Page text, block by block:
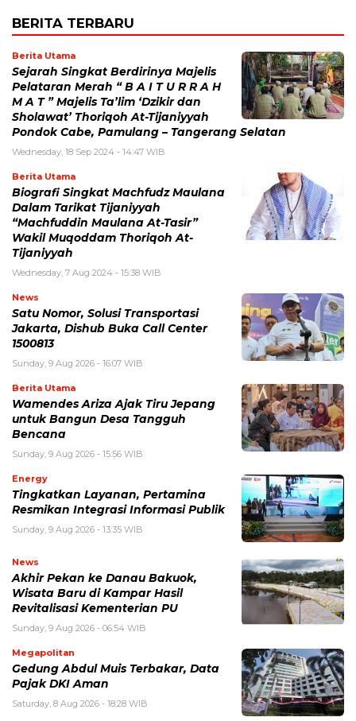
BERITA TERBARU
Berita Utama
Sejarah Singkat Berdirinya Majelis
Pelataran Merah “ B A I T U R R A H
M A T ” Majelis Ta’lim ‘Dzikir dan
Sholawat’ Thoriqoh At-Tijaniyyah
Pondok Cabe, Pamulang – Tangerang Selatan
Wednesday, 18 Sep 2024 - 14:47 WIB
Berita Utama
Biografi Singkat Machfudz Maulana
Dalam Tarikat Tijaniyyah
“Machfuddin Maulana At-Tasir”
Wakil Muqoddam Thoriqoh At-
Tijaniyyah
Wednesday, 7 Aug 2024 - 15:38 WIB
News
Satu Nomor, Solusi Transportasi
Jakarta, Dishub Buka Call Center
1500813
Sunday, 9 Aug 2026 - 16:07 WIB
Berita Utama
Wamendes Ariza Ajak Tiru Jepang
untuk Bangun Desa Tangguh
Bencana
Sunday, 9 Aug 2026 - 15:56 WIB
Energy
Tingkatkan Layanan, Pertamina
Resmikan Integrasi Informasi Publik
Sunday, 9 Aug 2026 - 13:35 WIB
News
Akhir Pekan ke Danau Bakuok,
Wisata Baru di Kampar Hasil
Revitalisasi Kementerian PU
Sunday, 9 Aug 2026 - 06:54 WIB
Megapolitan
Gedung Abdul Muis Terbakar, Data
Pajak DKI Aman
Saturday, 8 Aug 2026 - 18:28 WIB